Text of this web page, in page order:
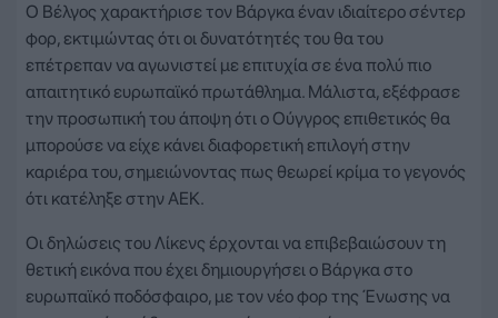
Ο Βέλγος χαρακτήρισε τον Βάργκα έναν ιδιαίτερο σέντερ
φορ, εκτιμώντας ότι οι δυνατότητές του θα του
επέτρεπαν να αγωνιστεί με επιτυχία σε ένα πολύ πιο
απαιτητικό ευρωπαϊκό πρωτάθλημα. Μάλιστα, εξέφρασε
την προσωπική του άποψη ότι ο Ούγγρος επιθετικός θα
μπορούσε να είχε κάνει διαφορετική επιλογή στην
καριέρα του, σημειώνοντας πως θεωρεί κρίμα το γεγονός
ότι κατέληξε στην ΑΕΚ.
Οι δηλώσεις του Λίκενς έρχονται να επιβεβαιώσουν τη
θετική εικόνα που έχει δημιουργήσει ο Βάργκα στο
ευρωπαϊκό ποδόσφαιρο, με τον νέο φορ της Ένωσης να